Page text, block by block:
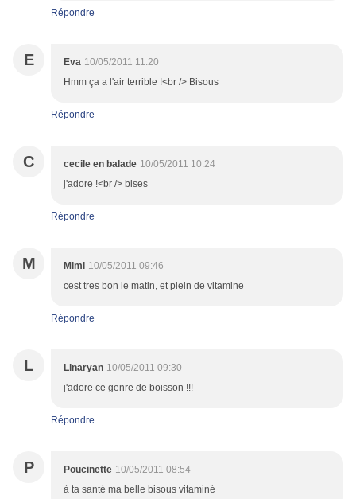
Répondre
E Eva 10/05/2011 11:20
Hmm ça a l'air terrible !<br /> Bisous
Répondre
C cecile en balade 10/05/2011 10:24
j'adore !<br /> bises
Répondre
M Mimi 10/05/2011 09:46
cest tres bon le matin, et plein de vitamine
Répondre
L Linaryan 10/05/2011 09:30
j'adore ce genre de boisson !!!
Répondre
P Poucinette 10/05/2011 08:54
à ta santé ma belle bisous vitaminé